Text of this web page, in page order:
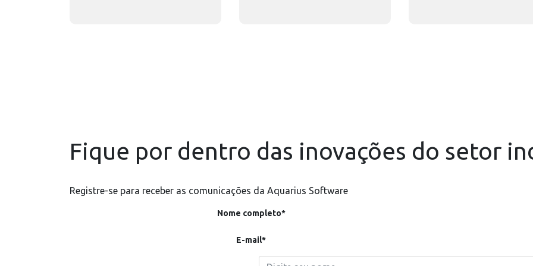
Fique por dentro das inovações do setor
Registre-se para receber as comunicações da Aquarius Software
Nome completo*
E-mail*